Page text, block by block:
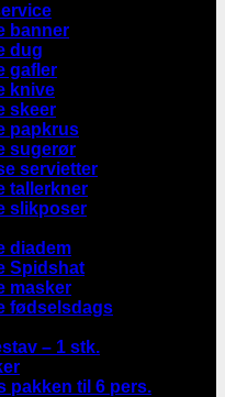
banner
dug
gafler
knive
skeer
papkrus
sugerør
servietter
tallerkner
slikposer
diadem
Spidshat
masker
fødselsdags
– 1 stk.
pakken til 6 pers.